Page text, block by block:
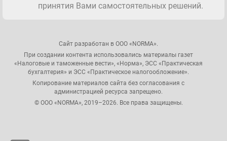
принятия Вами самостоятельных решений.
Сайт разработан в ООО «NORMA».
При создании контента использовались материалы газет
«Налоговые и таможенные вести», «Норма», ЭСС «Практическая
бухгалтерия» и ЭСС «Практическое налогообложение».
Копирование материалов сайта без согласования с
администрацией ресурса запрещено.
© ООО «NORMA», 2019–2026. Все права защищены.